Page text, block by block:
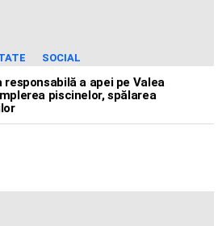
SOCIAL
a apei pe Valea
piscinelor, spălarea